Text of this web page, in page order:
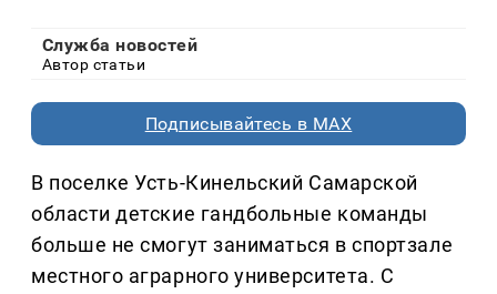
Служба новостей
Автор статьи
Подписывайтесь в MAX
В поселке Усть-Кинельский Самарской
области детские гандбольные команды
больше не смогут заниматься в спортзале
местного аграрного университета. С